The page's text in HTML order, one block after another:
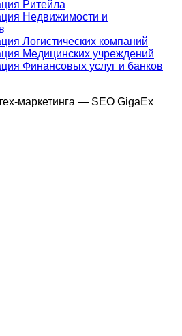
Ритейла
Недвижимости и
Логистических компаний
Медицинских учреждений
Финансовых услуг и банков
маркетинга — SEO GigaEx